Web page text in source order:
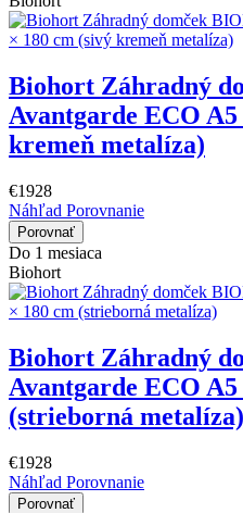
Biohort Záhradný
Avantgarde ECO
kremeň metalíza)
€1928
Náhľad Porovnanie
Porovnať
Do 1 mesiaca
Biohort
Biohort Záhradný
Avantgarde ECO A5
(strieborná metalíza)
€1928
Náhľad Porovnanie
Porovnať